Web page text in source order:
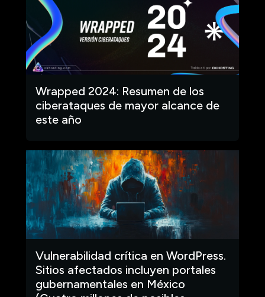
Wrapped 2024: Resumen de los
ciberataques de mayor alcance de
este año
Vulnerabilidad crítica en WordPress.
Sitios afectados incluyen portales
gubernamentales en México